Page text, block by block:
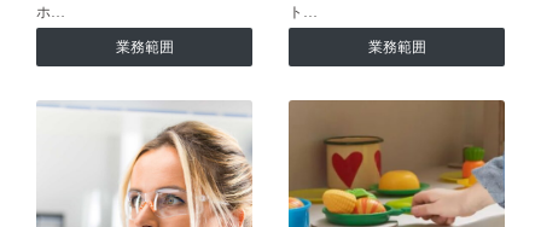
ホ…
業務範囲
ト…
業務範囲